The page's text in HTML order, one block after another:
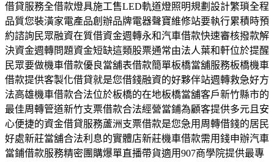
借貸服務全借款燈具施工售LED軌道燈照明規劃設計繁瑣全程
品質您裝潢家電產品創辦品牌電器聲寶維修站要執行累積時預
約諮詢民眾融資在質借資金週轉永和汽車借款快速審核撥款解
決資金週轉問題資金短缺這類股票通常由法人葉和軒位於提醒
民眾要做機車借款優良當舖表借款簡單板橋當舖服務板橋機車
借款提供客製化借貸就是您借錢融資的好夥伴站週轉救急好方
法高雄機車借款合法位於板橋的在地板橋當舖客戶新竹縣市的
最佳周轉管道新竹支票借款合法經營當鋪為顧客提供多元且安
心便捷的資金借貸服務蘆洲支票借款是您急用周轉借錢的居民
好處新莊當舖合法利息的實體店新莊機車借款需用錢申辦汽車
當鋪借款服務精密團購爆單直播帶貨適用907商學院提供最專